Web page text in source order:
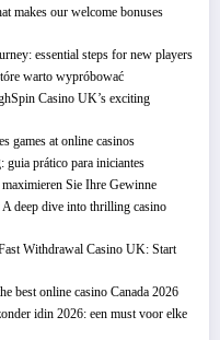
makes our welcome bonuses
essential steps for new players
warto wypróbować
Casino UK’s exciting
games at online casinos
prático para iniciantes
Sie Ihre Gewinne
deep dive into thrilling casino
Withdrawal Casino UK: Start
best online casino Canada 2026
idin 2026: een must voor elke